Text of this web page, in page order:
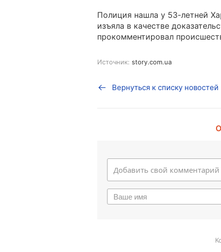
Полиция нашла у 53-летней
изъяла в качестве
прокомментировал
Источник: story.com.ua
Вернуться к списку новостей